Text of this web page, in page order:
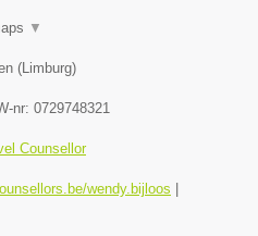
▼
( Limburg)
nr: 0729748321
Counsellor
wendy.bijloos